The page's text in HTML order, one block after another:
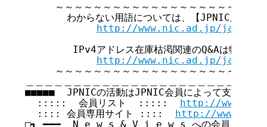
～～～～～～～～～～～～～～～～～～～～～～
わからない用語については、【JPNIC用語集
http://www.nic.ad.jp/ja/
IPv4アドレス在庫枯渇関連のQ&Aは特集ペー
http://www.nic.ad.jp/ja/ip/
～～～～～～～～～～～～～～～～～～～～～～
■■■■■  JPNICの活動はJPNIC会員によって支えら
  :::::  会員リスト  :::::
http://
  :::: 会員専用サイト ::::
http://
□┓ ━━━  N e w s & V i e w s への会員広告無料